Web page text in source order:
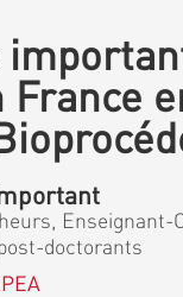
doctorants